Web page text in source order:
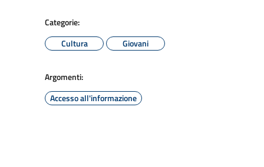
Categorie:
Cultura
Giovani
Argomenti:
Accesso all'informazione